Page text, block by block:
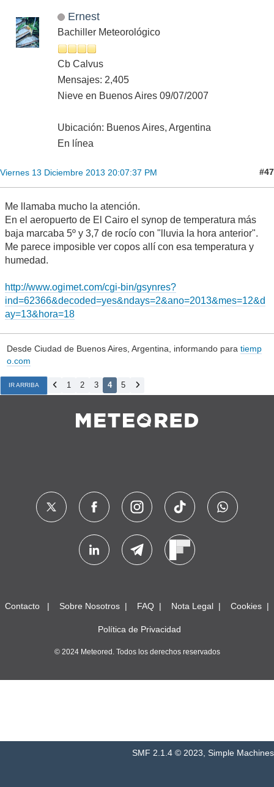
Ernest
Bachiller Meteorológico
Cb Calvus
Mensajes: 2,405
Nieve en Buenos Aires 09/07/2007
Ubicación: Buenos Aires, Argentina
En línea
Viernes 13 Diciembre 2013 20:07:37 PM #47
Me llamaba mucho la atención.
En el aeropuerto de El Cairo el synop de temperatura más
baja marcaba 5º y 3,7 de rocío con "lluvia la hora anterior".
Me parece imposible ver copos allí con esa temperatura y
humedad.
http://www.ogimet.com/cgi-bin/gsynres?
ind=62366&decoded=yes&ndays=2&ano=2013&mes=12&d
ay=13&hora=18
Desde Ciudad de Buenos Aires, Argentina, informando para tiemp
o.com
IR ARRIBA 1 2 3 4 5
Contacto Sobre Nosotros FAQ Nota Legal Cookies
Política de Privacidad
© 2024 Meteored. Todos los derechos reservados
SMF 2.1.4 © 2023, Simple Machines